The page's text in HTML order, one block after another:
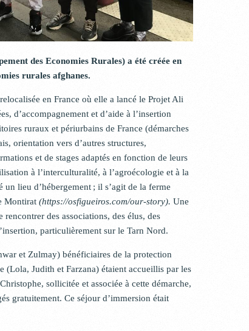
des Economies Rurales) a été créée en
rurales afghanes.
en France où elle a lancé le Projet Ali
d’accompagnement et d’aide à l’insertion
ruraux et périurbains de France (démarches
orientation vers d’autres structures,
et de stages adaptés en fonction de leurs
à l’interculturalité, à l’agroécologie et à la
lieu d’hébergement ; il s’agit de la ferme
Montirat (https://osfigueiros.com/our-story). Une
des associations, des élus, des
particulièrement sur le Tarn Nord.
et Zulmay) bénéficiaires de la protection
(Lola, Judith et Farzana) étaient accueillis par les
sollicitée et associée à cette démarche,
gratuitement. Ce séjour d’immersion était